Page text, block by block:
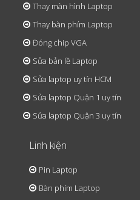
Thay màn hình Laptop
Thay bàn phím Laptop
Đóng chip VGA
Sửa bản lề Laptop
Sửa laptop uy tín HCM
Sửa laptop Quận 1 uy tín
Sửa laptop Quận 3 uy tín
Linh kiện
Pin Laptop
Bàn phím Laptop